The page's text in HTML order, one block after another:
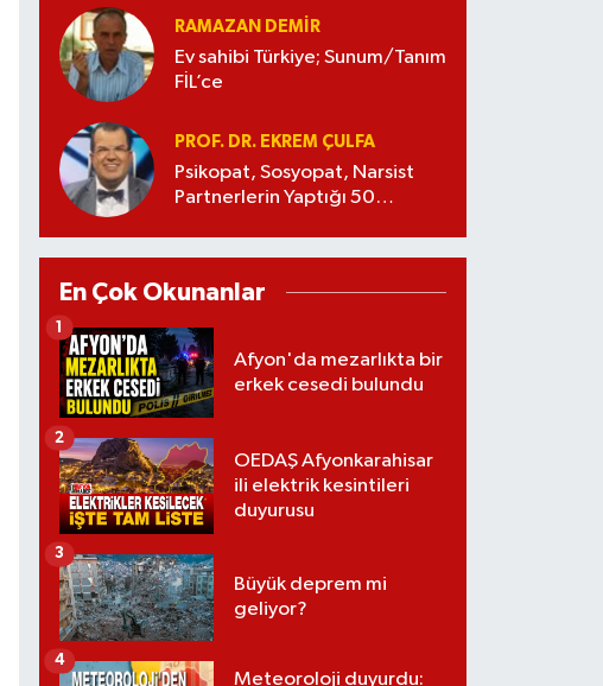
RAMAZAN DEMİR
Ev sahibi Türkiye; Sunum/Tanım
FİL’ce
PROF. DR. EKREM ÇULFA
Psikopat, Sosyopat, Narsist
Partnerlerin Yaptığı 50
En Çok Okunanlar
Afyon'da mezarlıkta bir
erkek cesedi bulundu
1
OEDAŞ Afyonkarahisar
ili elektrik kesintileri
duyurusu
2
Büyük deprem mi
geliyor?
3
Meteoroloji duyurdu:
4